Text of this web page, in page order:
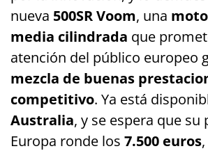
nueva 500SR Voom, una
media cilindrada que
atención del público europeo
mezcla de buenas
competitivo. Ya está
Australia, y se espera que su
Europa ronde los 7.500 euros